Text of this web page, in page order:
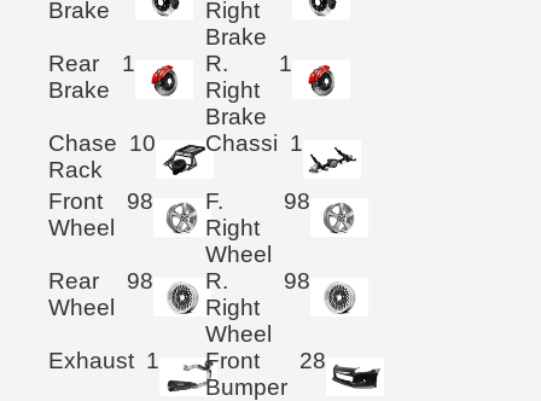
Brake
Right
Brake
Rear
Brake
1
R.
Right
Brake
1
Chase
Rack
10 Chassi 1
Front
Wheel
98
F.
Right
Wheel
98
Rear
Wheel
98
R.
Right
Wheel
98
Exhaust 1
Front
Bumper
28